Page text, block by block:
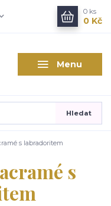
Menu
Hledat
0 ks
0 Kč
s labradoritem
s